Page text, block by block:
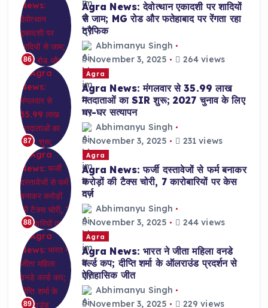
86
Agra News: देवोत्थान एकादशी पर शादियों
से जाम; MG रोड और फतेहाबाद पर रेंगता रहा
ट्रैफिक
Abhimanyu Singh
November 3, 2025
264 views
87
Agra
Agra News: मंगलवार से 35.99 लाख
मतदाताओं का SIR शुरू; 2027 चुनाव के लिए
घर-घर सत्यापन
Abhimanyu Singh
November 3, 2025
231 views
88
Agra
Agra News: फर्जी दस्तावेजों से फर्म बनाकर
करोड़ों की टैक्स चोरी, 7 कारोबारियों पर केस
दर्ज
Abhimanyu Singh
November 3, 2025
244 views
89
Agra
Agra News: भारत ने जीता महिला वनडे
वर्ल्ड कप; दीप्ति शर्मा के ऑलराउंड प्रदर्शन से
ऐतिहासिक जीत
Abhimanyu Singh
November 3, 2025
229 views